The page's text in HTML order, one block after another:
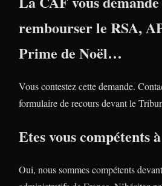
rembourser le RSA,
Prime de Noël…
Vous contestez cette demande.
formulaire de recours devant le
Etes vous compétents
Oui, nous sommes compétents